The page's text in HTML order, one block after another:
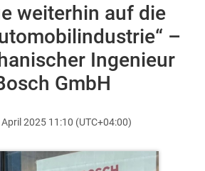
weiterhin auf die
–
Ingenieur
GmbH
2025 11:10 (UTC+04:00)